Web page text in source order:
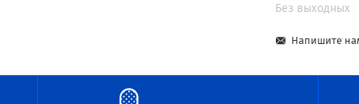
Без выходных
Напишите